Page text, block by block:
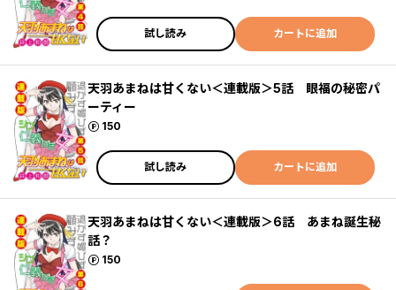
試し読み カートに追加
天羽あまねは甘くない＜連載版＞5話 眼福の秘密パ
ーティー
150
ポイント
試し読み カートに追加
天羽あまねは甘くない＜連載版＞6話 あまね誕生秘
話？
150
ポイント